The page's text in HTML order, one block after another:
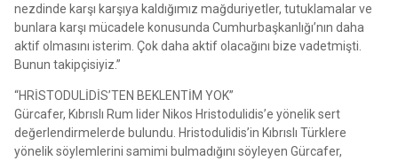
nezdinde karşı karşıya kaldığımız mağduriyetler, tutuklamalar ve
bunlara karşı mücadele konusunda Cumhurbaşkanlığı’nın daha
aktif olmasını isterim. Çok daha aktif olacağını bize vadetmişti.
Bunun takipçisiyiz.”
“HRİSTODULİDİS’TEN BEKLENTİM YOK”
Gürcafer, Kıbrıslı Rum lider Nikos Hristodulidis’e yönelik sert
değerlendirmelerde bulundu. Hristodulidis’in Kıbrıslı Türklere
yönelik söylemlerini samimi bulmadığını söyleyen Gürcafer,